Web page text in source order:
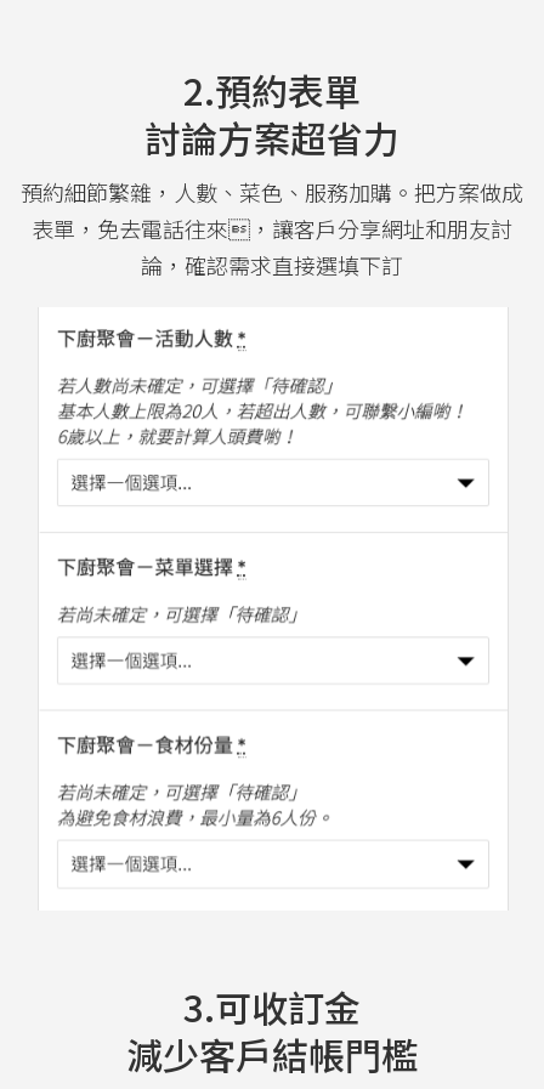
2.預約表單
討論方案超省力
預約細節繁雜，人數、菜色、服務加購。把方案做成
表單，免去電話往來，讓客戶分享網址和朋友討
論，確認需求直接選填下訂
3.可收訂金
減少客戶結帳門檻